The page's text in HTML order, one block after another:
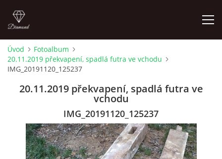
LETNÍ KINO NA HRADĚ 2022
ÚVOD
FOTOALBUM
Úvod
Fotoalbum
20.11.2019 překvapení, spadlá futra ve vchodu
IMG_20191120_125237
20.11.2019 překvapení, spadlá futra ve
vchodu
IMG_20191120_125237